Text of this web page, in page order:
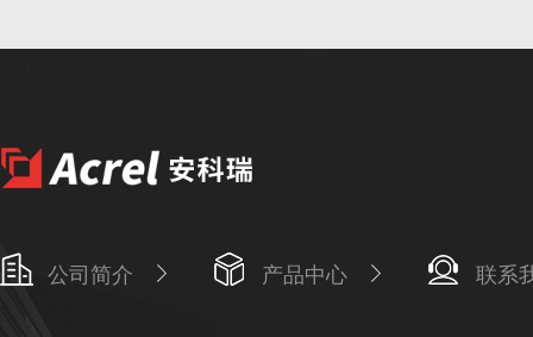
公司简介 产品中心 联系